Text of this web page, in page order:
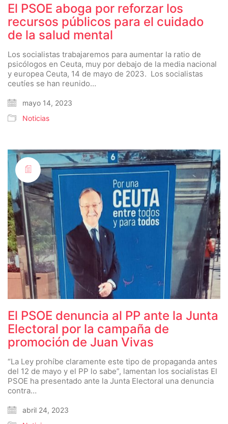
El PSOE aboga por reforzar los
recursos públicos para el cuidado
de la salud mental
Los socialistas trabajaremos para aumentar la ratio de
psicólogos en Ceuta, muy por debajo de la media nacional
y europea Ceuta, 14 de mayo de 2023. Los socialistas
ceutíes se han reunido…
mayo 14, 2023
Noticias
El PSOE denuncia al PP ante la Junta
Electoral por la campaña de
promoción de Juan Vivas
“La Ley prohíbe claramente este tipo de propaganda antes
del 12 de mayo y el PP lo sabe”, lamentan los socialistas El
PSOE ha presentado ante la Junta Electoral una denuncia
contra…
abril 24, 2023